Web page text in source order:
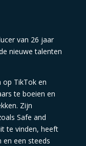
van 26 jaar
nieuwe talenten
op TikTok en
te boeien en
Zijn
Safe and
te vinden, heeft
en een steeds